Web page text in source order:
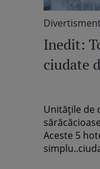
Inedit:
ciudate
Unităţile de
Aceste 5